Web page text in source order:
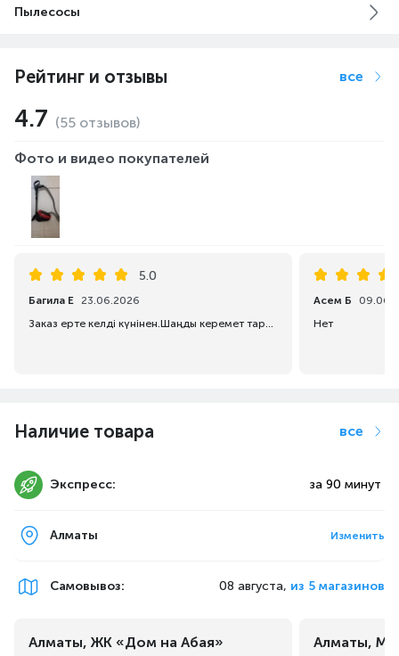
Легко очистить
Будучи расположенным на ручке, EZClean
сделать для его очистки — потянуть за
центральную ручку и просто высыпать
Пылесосы
Рейтинг и отзывы все
4.7 (55 отзывов)
Фото и видео покупателей
5.0
Багила Е 23.06.2026
Заказ ерте келді күнінен.Шаңды керемет тартады екен,унады,керемет Алуға кеңес беремін ❤️
Асем Б
Нет
Наличие товара все
Экспресс: за 90 минут
Алматы Изменить
Самовывоз: 08 августа, из 5 магазинов
Алматы, ЖК «Дом на Абая»
Алматы,